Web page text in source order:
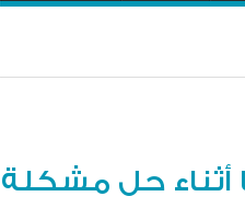
حل مشكلة